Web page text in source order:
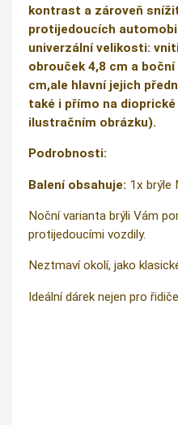
kontrast a zároveň
protijedoucích
univerzální velikosti:
obrouček 4,8 cm a
cm,ale hlavní jejich
také i přímo na
ilustračním obrázku).
Podrobnosti:
Balení obsahuje: 1x brýle
Noční varianta brýli Vám
protijedoucími vozdily.
Neztmaví okolí, jako
Ideální dárek nejen pro